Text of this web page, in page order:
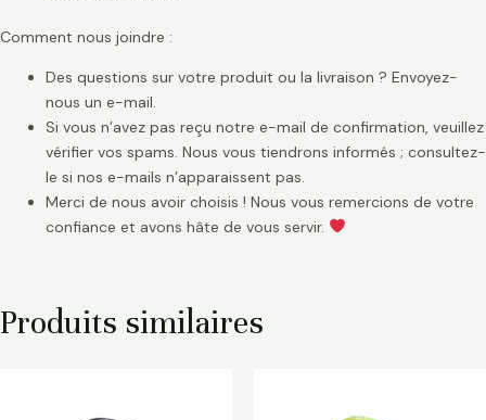
Comment nous joindre :
Des questions sur votre produit ou la livraison ? Envoyez-
nous un e-mail.
Si vous n’avez pas reçu notre e-mail de confirmation, veuillez
vérifier vos spams. Nous vous tiendrons informés ; consultez-
le si nos e-mails n’apparaissent pas.
Merci de nous avoir choisis ! Nous vous remercions de votre
confiance et avons hâte de vous servir.
Produits similaires